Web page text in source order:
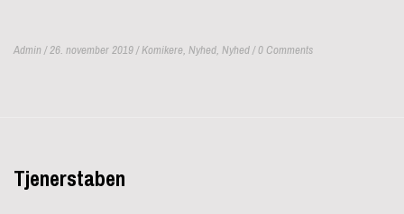
Admin / 26. november 2019 /Komikere, Nyhed, Nyhed/ 0 Comments
Tjenerstaben